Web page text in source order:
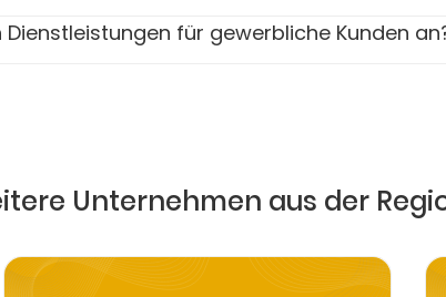
für gewerbliche Kunden
Unternehmen aus der